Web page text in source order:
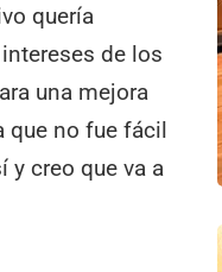
quería
de los
una mejora
que no fue fácil
y creo que va a